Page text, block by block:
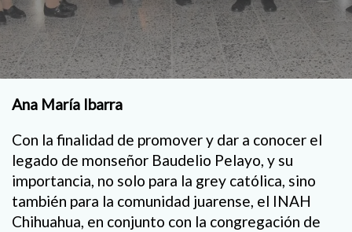
Ana María Ibarra
Con la finalidad de promover y dar a conocer el
legado de monseñor Baudelio Pelayo, y su
importancia, no solo para la grey católica, sino
también para la comunidad juarense, el INAH
Chihuahua, en conjunto con la congregación de